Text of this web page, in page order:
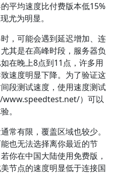
平均速度比付费版本低15%
尤为明显。
，可能会遇到延迟增加、连
其是在高峰时段，服务器负
在晚上8点到11点，许多用
速度明显下降。为了验证这
段测试速度，使用速度测试
）可以
。
常有限，覆盖区域也较少。
也无法选择离你最近的节
你在中国大陆使用免费版，
节点的速度明显低于连接国